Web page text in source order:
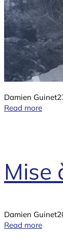
Damien Guinet
Read more
Mise
Damien Guinet
Read more